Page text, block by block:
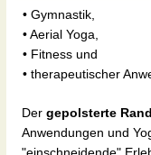
• Gymnastik,
• Aerial Yoga,
• Fitness und
• therapeutischer
Dergepolsterte Rand
Anwendungen und
"einschneidende"